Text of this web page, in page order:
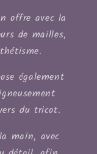
offre avec la
de mailles,
également
du tricot.
main, avec